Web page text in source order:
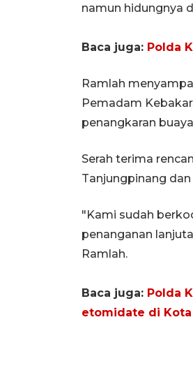
namun hidungnya
Baca juga: Polda
Ramlah
Pemadam
penangkaran
Serah terima
Tanjungpinang
"Kami sudah
penanganan
Ramlah.
Baca juga: Polda
etomidate di Kota